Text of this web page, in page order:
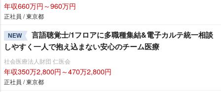
年収660万円～960万円
正社員 / 東京都
NEW
言語聴覚士/1フロアに多職種集結&電子カルテ統一相談
しやすく一人で抱え込まない安心のチーム医療
社会医療法人財団 仁医会
年収350万2,800円～470万2,800円
正社員 / 東京都